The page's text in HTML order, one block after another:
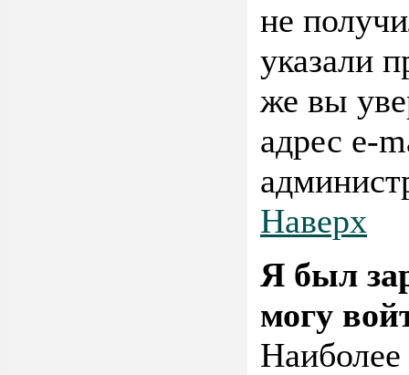
не
указали
же вы
адрес e-
Наверх
Я был
могу